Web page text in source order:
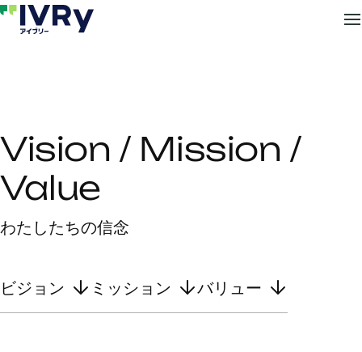
Vision / Mission /
Value
わたしたちの信念
ビジョン ミッション バリュー